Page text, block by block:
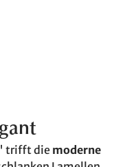
trifft die moderne